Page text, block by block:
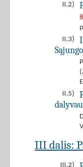
II.2)
II.3)
II.5)
III dalis:
III.2)